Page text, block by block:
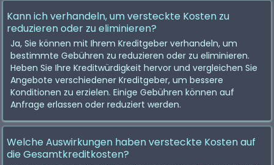
Kann ich verhandeln, um versteckte Kosten zu
reduzieren oder zu eliminieren?
Ja, Sie können mit Ihrem Kreditgeber verhandeln, um
bestimmte Gebühren zu reduzieren oder zu eliminieren.
Heben Sie Ihre Kreditwürdigkeit hervor und vergleichen Sie
Angebote verschiedener Kreditgeber, um bessere
Konditionen zu erzielen. Einige Gebühren können auf
Anfrage erlassen oder reduziert werden.
Welche Auswirkungen haben versteckte Kosten auf
die Gesamtkreditkosten?